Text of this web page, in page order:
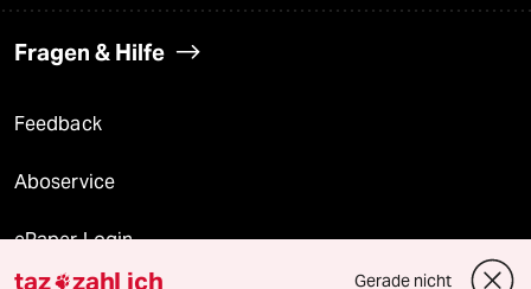
Fragen & Hilfe
Feedback
Aboservice
ePaper Login
taz zahl ich Gerade nicht